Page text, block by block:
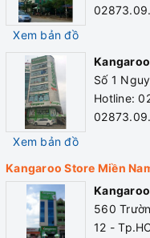
THÔNG SỐ KỸ THUẬT
Điện áp 220V/
Công suất 2000W
Khối lượng
Kích thước
mm
Xem bản đồ
Xem bản đồ
Số 1
Hotline:
Kangaroo Store Miền
560
12 -